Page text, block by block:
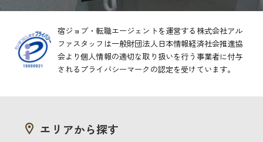
宿ジョブ・転職エージェントを運営する株式会社アル
ファスタッフは一般財団法人日本情報経済社会推進協
会より個人情報の適切な取り扱いを行う事業者に付与
されるプライバシーマークの認定を受けています。
エリアから探す